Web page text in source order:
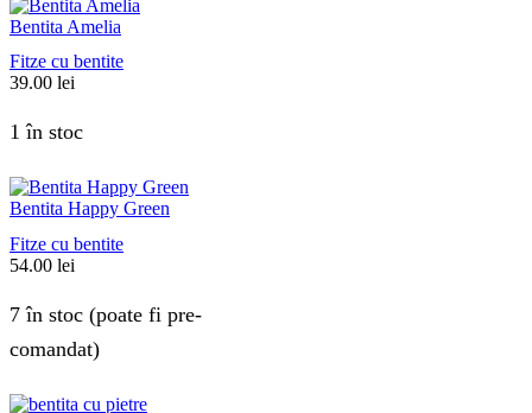
Bentita Amelia
Fitze cu bentite
39.00 lei
1 în stoc
Bentita Happy Green
Fitze cu bentite
54.00 lei
7 în stoc (poate fi pre-
comandat)